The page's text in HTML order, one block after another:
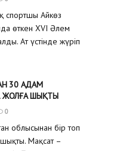
спортшы Айкөз
өткен XVI Әлем
Ат үстінде жүріп
30 АДАМ
ЖОЛҒА ШЫҚТЫ
0
облысынан бір топ
Мақсат –